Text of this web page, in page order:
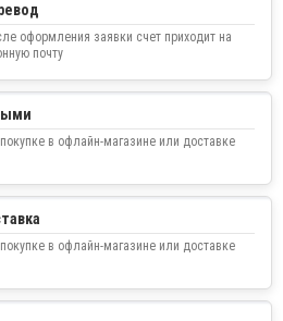
оформления заявки счет приходит на
почту
в офлайн-магазине или доставке
в офлайн-магазине или доставке